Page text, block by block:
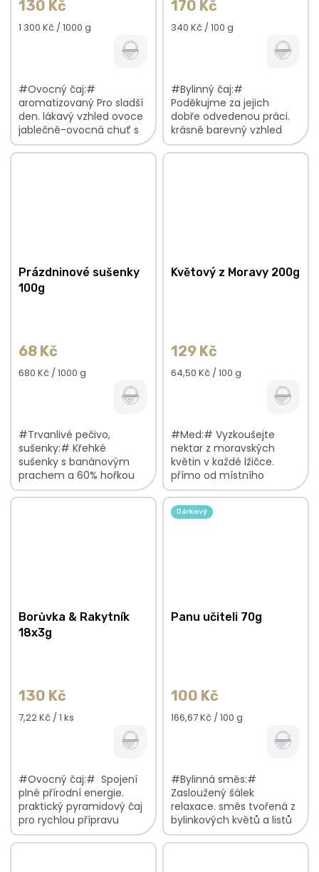
130 Kč
Měrná
1 300 Kč / 1000 g
#Ovocný čaj:#
aromatizovaný Pro sladší
den. lákavý vzhled ovoce
jablečně-ovocná chuť s
nádechem karamelu,
skořice lahodná vůně
170 Kč
Měrná
340 Kč / 100 g
#Bylinný čaj:#
Poděkujme za jejich
dobře odvedenou práci.
krásně barevný vzhled
jemná, nasládlá chuť
luční vůně květů V
Prázdninové sušenky
100g
68 Kč
Měrná
680 Kč / 1000 g
#Trvanlivé pečivo,
sušenky:# Křehké
sušenky s banánovým
prachem a 60% hořkou
čokoládou. malý dáreček
třeba pro paní učitelku
Květový z Moravy 200g
129 Kč
Měrná
64,50 Kč / 100 g
#Med:# Vyzkoušejte
nektar z moravských
květin v každé lžičce.
přímo od místního
včelaře skvělá chuť do
vašich nápojů a pokrmů
tekuté zlato Pouze
Borůvka & Rakytník
18x3g
130 Kč
Měrná
7,22 Kč / 1 ks
#Ovocný čaj:# Spojení
plné přírodní energie.
praktický pyramidový čaj
pro rychlou přípravu
sladká chuť borůvek v
kombinaci s lehce
Dárkový
Panu učiteli 70g
100 Kč
Měrná
166,67 Kč / 100 g
#Bylinná směs:#
Zasloužený šálek
relaxace. směs tvořená z
bylinkových květů a listů
svěží ovocno-bylinková
chuť jemná, lehce